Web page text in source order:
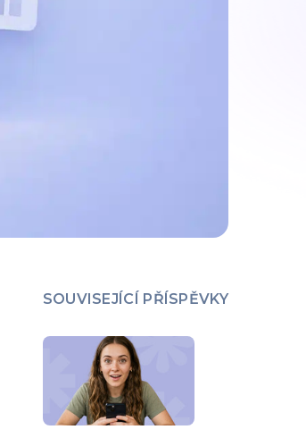
SOUVISEJÍCÍ PŘÍSPĚVKY